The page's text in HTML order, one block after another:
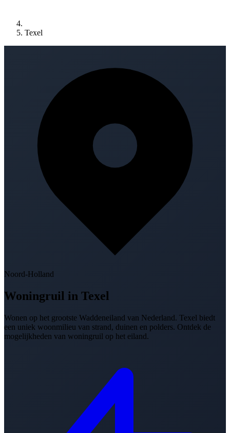
Texel
Noord-Holland
Woningruil in Texel
Wonen op het grootste Waddeneiland van Nederland. Texel biedt
een uniek woonmilieu van strand, duinen en polders. Ontdek de
mogelijkheden van woningruil op het eiland.